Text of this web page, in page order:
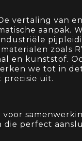
vertaling van
aanpak.
zoals
en kunststof.
we tot in
precisie uit.
voor
die perfect